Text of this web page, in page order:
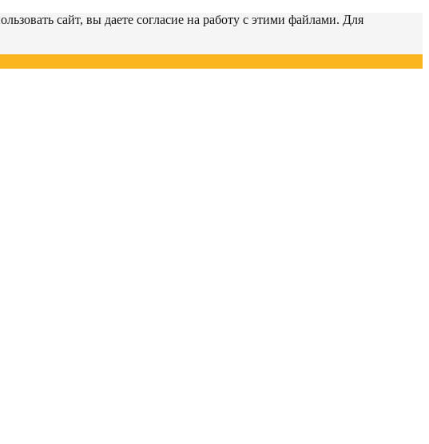
сайт, вы даете согласие на работу с этими файлами. Для